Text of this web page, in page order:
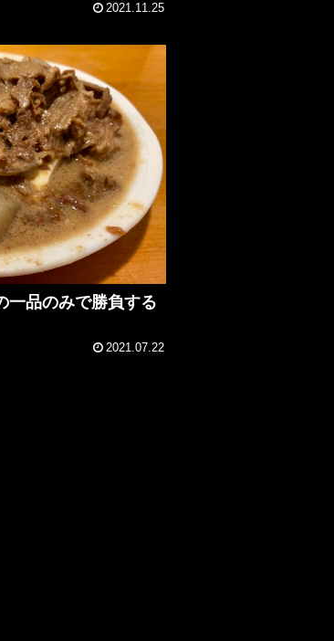
2021.11.25
一品のみで勝負する
2021.07.22